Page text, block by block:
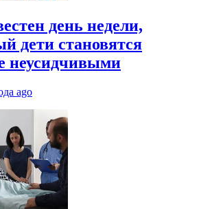
день недели,
дети становятся
неусидчивыми
ago